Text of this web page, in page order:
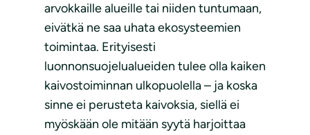
arvokkaille alueille tai niiden tuntumaan,
eivätkä ne saa uhata ekosysteemien
toimintaa. Erityisesti
luonnonsuojelualueiden tulee olla kaiken
kaivostoiminnan ulkopuolella – ja koska
sinne ei perusteta kaivoksia, siellä ei
myöskään ole mitään syytä harjoittaa